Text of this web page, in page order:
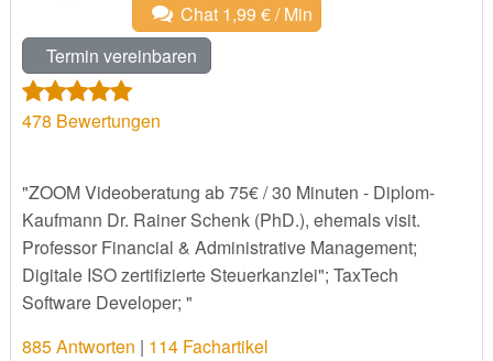
Chat 1,99 € / Min
Termin vereinbaren
478 Bewertungen
"ZOOM Videoberatung ab 75€ / 30 Minuten - Diplom-
Kaufmann Dr. Rainer Schenk (PhD.), ehemals visit.
Professor Financial & Administrative Management;
Digitale ISO zertifizierte Steuerkanzlei"; TaxTech
Software Developer; "
885 Antworten | 114 Fachartikel